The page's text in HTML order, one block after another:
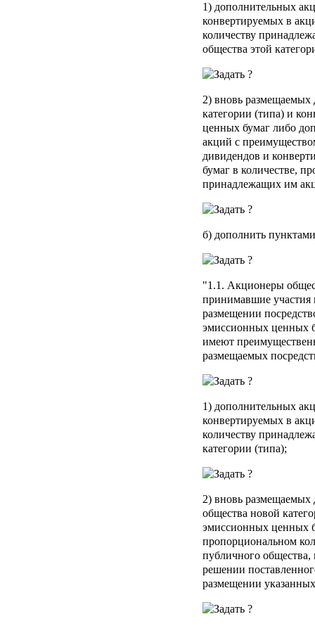
1) дополнительных
конвертируемых в
количеству
общества этой
2) вновь
категории (типа) и
ценных бумаг либо
акций с
дивидендов и
бумаг в количестве,
принадлежащих им
б) дополнить
"1.1. Акционеры
принимавшие участия
размещении
эмиссионных ценных
имеют
размещаемых
1) дополнительных
конвертируемых в
количеству
категории (типа);
2) вновь
общества новой
эмиссионных ценных
пропорциональном
публичного
решении
размещении